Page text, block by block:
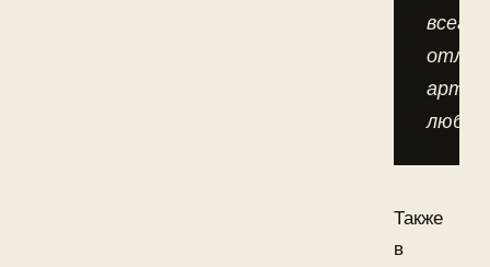
всегда
Также
в